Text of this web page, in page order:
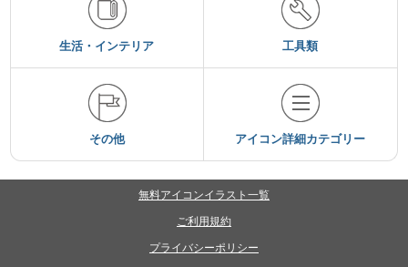
生活・インテリア 工具類
その他 アイコン詳細カテゴリー
無料アイコンイラスト一覧
ご利用規約
プライバシーポリシー